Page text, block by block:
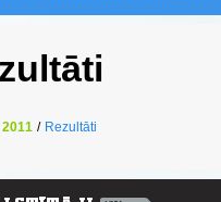
2011 / Rezultāti